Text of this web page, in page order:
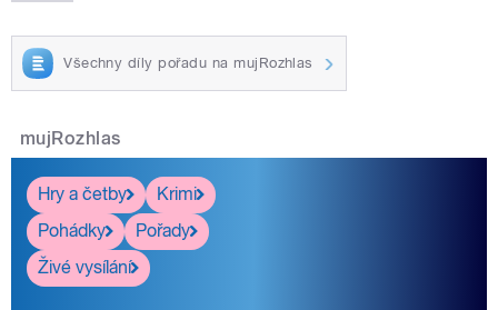
Všechny díly pořadu na mujRozhlas
mujRozhlas
Hry a četby
Krimi
Pohádky
Pořady
Živé vysílání